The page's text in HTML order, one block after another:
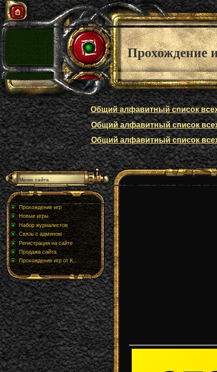
Прохождение
Общий алфавитный список
Общий алфавитный список
Общий алфавитный список
Меню сайта
Прохождение игр
Новые игры
Набор журналистов
Связь с админом
Регистрация на сайте
Продажа сайта.
Прохождение игр от К...